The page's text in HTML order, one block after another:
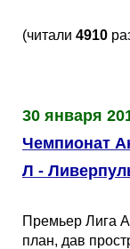
(читали 4910
30 января
Чемпионат
Л -
Премьер Лига
план, дав